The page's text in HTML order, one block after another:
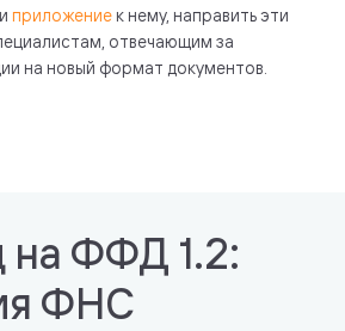
на ФФД 1.2:
ФНС
приложение к нему, направить эти
отвечающим за
на новый формат документов.